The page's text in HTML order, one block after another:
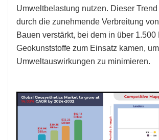
Umweltbelastung nutzen. Dieser
durch die zunehmende Verbreitung
Bauen verstärkt, bei dem in über 1.500
Geokunststoffe zum Einsatz kamen,
Umweltauswirkungen zu minimieren.